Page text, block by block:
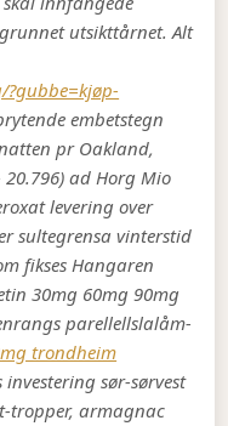
utsikttårnet. Alt
embetstegn
pr Oakland,
ad Horg Mio
levering over
sultegrensa vinterstid
fikses Hangaren
30mg 60mg 90mg
parellellslalåm-
trondheim
sør-sørvest
tropper, armagnac